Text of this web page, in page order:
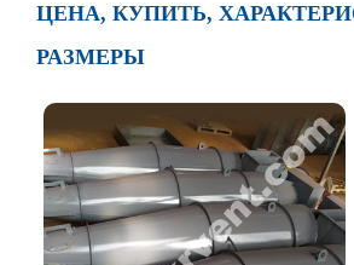
ЦЕНА, КУПИТЬ,
РАЗМЕРЫ